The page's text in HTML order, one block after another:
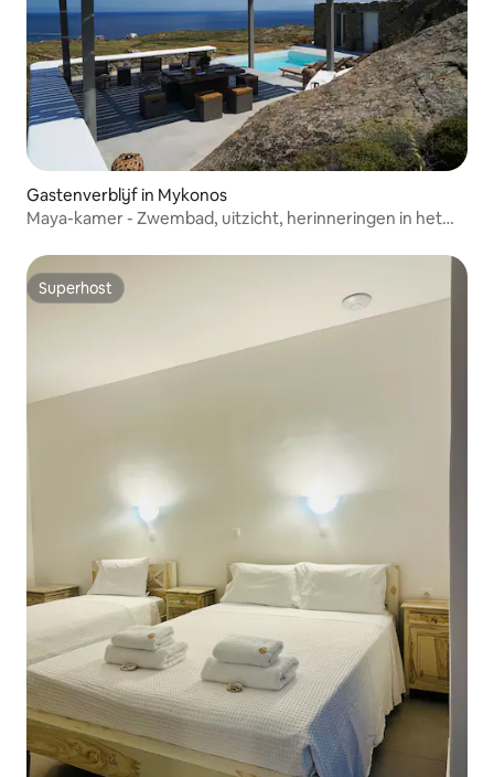
Gastenverblijf in Mykonos
Maya-kamer - Zwembad, uitzicht, herinneringen in het
Superhost
Superhost